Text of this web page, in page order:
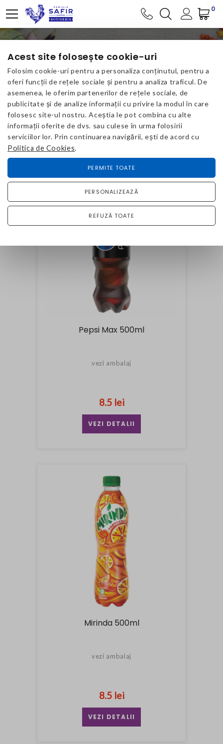
0
RĂCORITOARE
ACASA RĂCORITOARE
BĂUTURI
Pepsi Max 500ml
vezi ambalaj
8.5 lei
VEZI DETALII
Mirinda 500ml
vezi ambalaj
8.5 lei
VEZI DETALII
Acest site folosește cookie-uri
Folosim cookie-uri pentru a personaliza conținutul, pentru a
oferi funcții de rețele sociale și pentru a analiza traficul. De
asemenea, le oferim partenerilor de rețele sociale, de
publicitate și de analize informații cu privire la modul în care
folosesc site-ul nostru. Aceștia le pot combina cu alte
informații oferite de dvs. sau culese în urma folosirii
serviciilor lor. Prin continuarea navigării, ești de acord cu
Politica de Cookies.
PERMITE TOATE
PERSONALIZEAZĂ
REFUZĂ TOATE